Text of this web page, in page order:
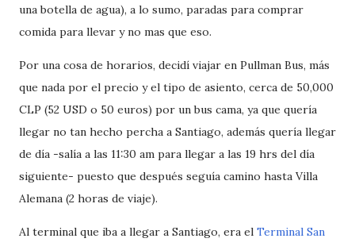
una botella de agua), a lo sumo, paradas para comprar
comida para llevar y no mas que eso.
Por una cosa de horarios, decidí viajar en Pullman Bus, más
que nada por el precio y el tipo de asiento, cerca de 50,000
CLP (52 USD o 50 euros) por un bus cama, ya que quería
llegar no tan hecho percha a Santiago, además quería llegar
de día -salía a las 11:30 am para llegar a las 19 hrs del día
siguiente- puesto que después seguía camino hasta Villa
Alemana (2 horas de viaje).
Al terminal que iba a llegar a Santiago, era el Terminal San